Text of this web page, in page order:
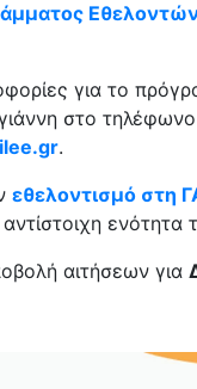
για το
στο
.
εθελοντισμό στη
ενότητα
αιτήσεων για